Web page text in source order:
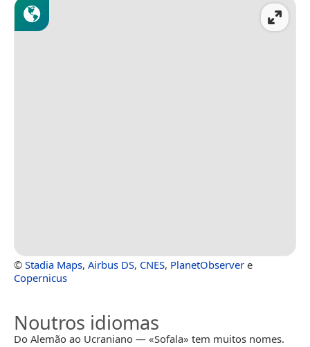
© Stadia Maps, Airbus DS, CNES, PlanetObserver e
Copernicus
Noutros idiomas
Do Alemão ao Ucraniano — «Sofala» tem muitos nomes.